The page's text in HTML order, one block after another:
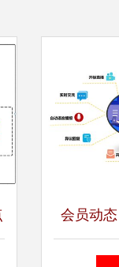
会员动
电子招投